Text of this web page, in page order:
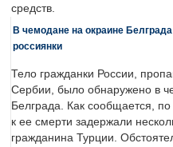
средств.
В чемодане на окраине
россиянки
Тело гражданки России,
Сербии, было обнаружено в
Белграда. Как сообщается,
к ее смерти задержали
гражданина Турции.